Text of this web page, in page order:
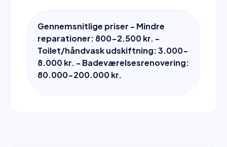
Gennemsnitlige priser - Mindre
reparationer: 800-2.500 kr. -
Toilet/håndvask udskiftning: 3.000-
8.000 kr. - Badeværelsesrenovering:
80.000-200.000 kr.